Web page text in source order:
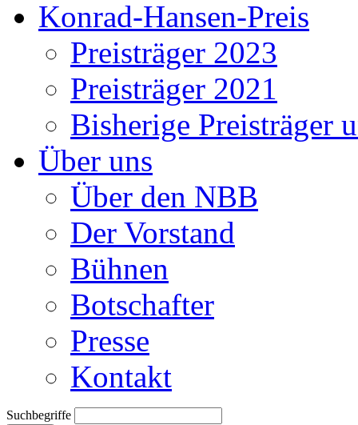
Konrad-Hansen-Preis
Preisträger 2023
Preisträger 2021
Bisherige Preisträger
Über uns
Über den NBB
Der Vorstand
Bühnen
Botschafter
Presse
Kontakt
Suchbegriffe